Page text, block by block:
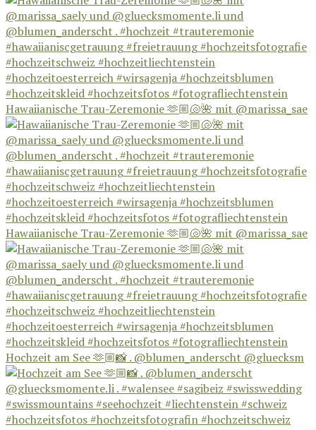
Hawaiianische Trau-Zeremonie 🫶🏼🐚🌺 mit @marissa_sae
Hawaiianische Trau-Zeremonie 🫶🏼🐚🌺 mit @marissa_sae
Hochzeit am See 🫶🏼📸 . @blumen_anderscht @gluecksm